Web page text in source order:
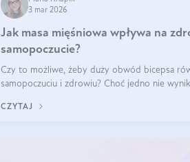
3 mar 2026
Jak masa mięśniowa wpływa na
samopoczucie?
Czy to możliwe, żeby duży obwód bicepsa
samopoczuciu i zdrowiu? Choć jedno nie
poprawić jakość życia. W jaki sposób? W tym
CZYTAJ